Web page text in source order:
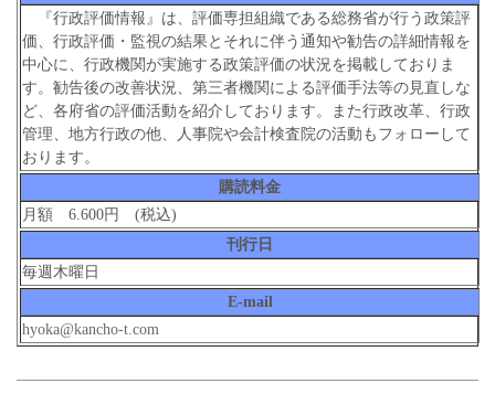
『行政評価情報』は、評価専担組織である総務省が行う政策評
価、行政評価・監視の結果とそれに伴う通知や勧告の詳細情報を
中心に、行政機関が実施する政策評価の状況を掲載しておりま
す。勧告後の改善状況、第三者機関による評価手法等の見直しな
ど、各府省の評価活動を紹介しております。また行政改革、行政
管理、地方行政の他、人事院や会計検査院の活動もフォローして
おります。
購読料金
月額 6.600円 (税込)
刊行日
毎週木曜日
E-mail
hyoka@kancho-t.com